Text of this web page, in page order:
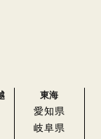
東海
愛知県
岐阜県